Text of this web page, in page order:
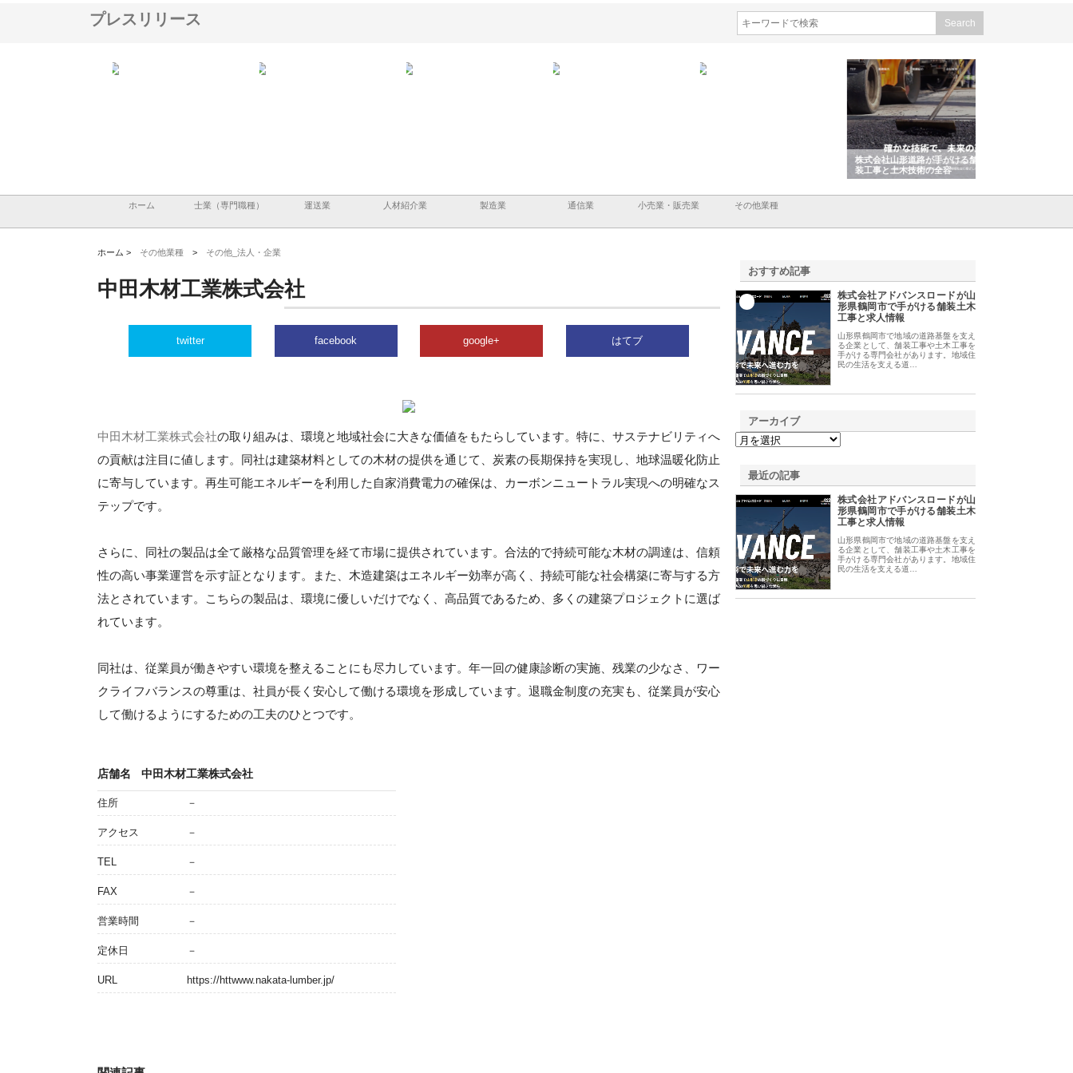
プレスリリース
株式会社山形道路が手がける舗
装工事と土木技術の全容
ホーム 士業（専門職種） 運送業 人材紹介業 製造業 通信業 小売業・販売業 その他業種
ホーム > その他業種 > その他_法人・企業
中田木材工業株式会社
twitter facebook google+ はてブ
中田木材工業株式会社の取り組みは、環境と地域社会に大きな価値をもたらしています。特に、サステナビリティへ
の貢献は注目に値します。同社は建築材料としての木材の提供を通じて、炭素の長期保持を実現し、地球温暖化防止
に寄与しています。再生可能エネルギーを利用した自家消費電力の確保は、カーボンニュートラル実現への明確なス
テップです。
さらに、同社の製品は全て厳格な品質管理を経て市場に提供されています。合法的で持続可能な木材の調達は、信頼
性の高い事業運営を示す証となります。また、木造建築はエネルギー効率が高く、持続可能な社会構築に寄与する方
法とされています。こちらの製品は、環境に優しいだけでなく、高品質であるため、多くの建築プロジェクトに選ば
れています。
同社は、従業員が働きやすい環境を整えることにも尽力しています。年一回の健康診断の実施、残業の少なさ、ワー
クライフバランスの尊重は、社員が長く安心して働ける環境を形成しています。退職金制度の充実も、従業員が安心
して働けるようにするための工夫のひとつです。
店舗名 中田木材工業株式会社
住所 －
アクセス －
TEL －
FAX －
営業時間 －
定休日 －
URL https://httwww.nakata-lumber.jp/
おすすめ記事
株式会社アドバンスロードが山
形県鶴岡市で手がける舗装土木
工事と求人情報
山形県鶴岡市で地域の道路基盤を支え
る企業として、舗装工事や土木工事を
手がける専門会社があります。地域住
民の生活を支える道…
アーカイブ
最近の記事
株式会社アドバンスロードが山
形県鶴岡市で手がける舗装土木
工事と求人情報
山形県鶴岡市で地域の道路基盤を支え
る企業として、舗装工事や土木工事を
手がける専門会社があります。地域住
民の生活を支える道…